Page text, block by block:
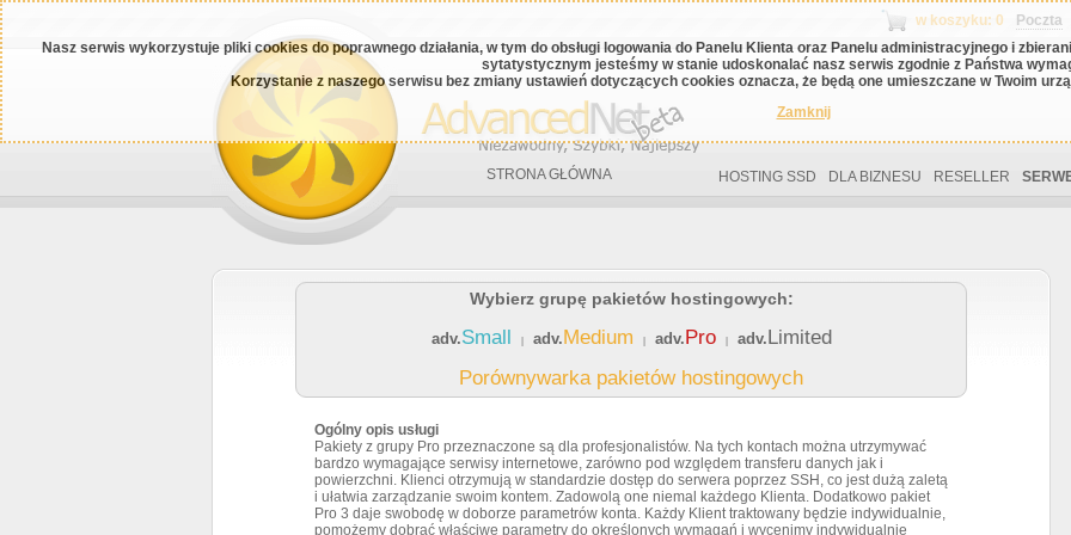
Nasz serwis wykorzystuje pliki cookies do poprawnego działania, w tym do obsługi logowania do Panelu Klienta oraz Panelu administracyjnego i
sytatystycznym jesteśmy w stanie udoskonalać nasz serwis zgodnie z Państwa
Korzystanie z naszego serwisu bez zmiany ustawień dotyczących cookies oznacza, że będą one umieszczane w Twoim
Zamknij
w koszyku: 0 Poczta
STRONA GŁÓWNA HOSTING SSD DLA BIZNESU RESELLER
Wybierz grupę pakietów hostingowych:
adv.Small adv.Medium adv.Pro adv.Limited
Porównywarka pakietów hostingowych
Ogólny opis usługi
Pakiety z grupy Pro przeznaczone są dla profesjonalistów. Na tych kontach można utrzymywać
bardzo wymagające serwisy internetowe, zarówno pod względem transferu danych jak i
powierzchni. Klienci otrzymują w standardzie dostęp do serwera poprzez SSH, co jest dużą zaletą
i ułatwia zarządzanie swoim kontem. Zadowolą one niemal każdego Klienta. Dodatkowo pakiet
Pro 3 daje swobodę w doborze parametrów konta. Każdy Klient traktowany będzie indywidualnie,
pomożemy dobrać właściwe parametry do określonych wymagań i wycenimy indywidualnie
powierzchni i
gratis (płacisz
Jeśli przenosisz